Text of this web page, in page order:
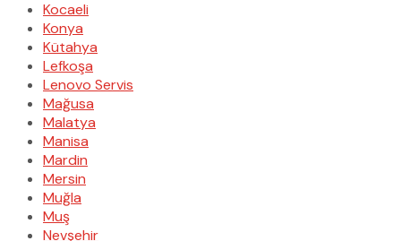
Kocaeli
Konya
Kütahya
Lefkoşa
Lenovo Servis
Mağusa
Malatya
Manisa
Mardin
Mersin
Muğla
Muş
Nevşehir